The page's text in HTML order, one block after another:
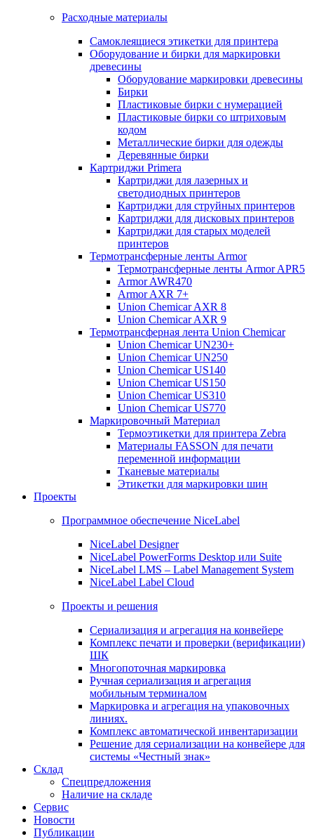
Расходные материалы
Самоклеящиеся этикетки для принтера
Оборудование и бирки для маркировки
древесины
Оборудование маркировки древесины
Бирки
Пластиковые бирки с нумерацией
Пластиковые бирки со штриховым
кодом
Металлические бирки для одежды
Деревянные бирки
Картриджи Primera
Картриджи для лазерных и
светодиодных принтеров
Картриджи для струйных принтеров
Картриджи для дисковых принтеров
Картриджи для старых моделей
принтеров
Термотрансферные ленты Armor
Термотрансферные ленты Armor APR5
Armor AWR470
Armor AXR 7+
Union Chemicar AXR 8
Union Chemicar AXR 9
Термотрансферная лента Union Chemicar
Union Chemicar UN230+
Union Chemicar UN250
Union Chemicar US140
Union Chemicar US150
Union Chemicar US310
Union Chemicar US770
Маркировочный Материал
Термоэтикетки для принтера Zebra
Материалы FASSON для печати
переменной информации
Тканевые материалы
Этикетки для маркировки шин
Проекты
Программное обеспечение NiceLabel
NiceLabel Designer
NiceLabel PowerForms Desktop или Suite
NiceLabel LMS – Label Management System
NiceLabel Label Cloud
Проекты и решения
Сериализация и агрегация на конвейере
Комплекс печати и проверки (верификации)
ШК
Многопоточная маркировка
Ручная сериализация и агрегация
мобильным терминалом
Маркировка и агрегация на упаковочных
линиях.
Комплекс автоматической инвентаризации
Решение для сериализации на конвейере для
системы «Честный знак»
Склад
Спецпредложения
Наличие на складе
Сервис
Новости
Публикации